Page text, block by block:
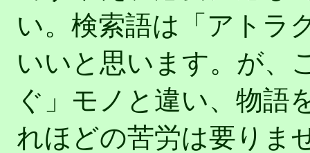
い。検索語は「アトラ
いいと思います。が、
ぐ」モノと違い、物語
れほどの苦労は要りま